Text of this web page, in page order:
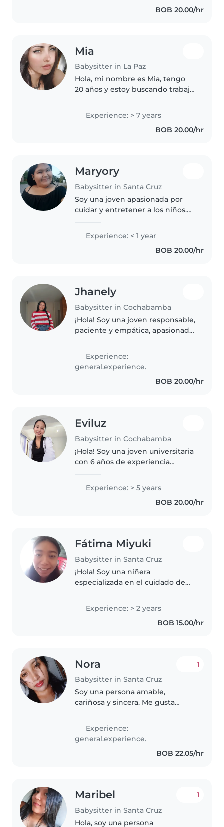
BOB 20.00/hr
Mia
Babysitter in La Paz
Hola, mi nombre es Mia, tengo
20 años y estoy buscando trabajo
experiencia en el cuidado de
bebés y niños pequeños. Desde
joven participé activamente..
Experience: > 7 years
BOB 20.00/hr
Maryory
Babysitter in Santa Cruz
Soy una joven apasionada por
cuidar y entretener a los niños.
laboral, he estado alrededor de
niños de todas las edades, desde
bebés hasta escolares, y..
Experience: < 1 year
BOB 20.00/hr
Jhanely
Babysitter in Cochabamba
¡Hola! Soy una joven responsable,
paciente y empática, apasionada
experiencia en el cuidado de
niños. Me encanta leerles,
enseñarles idiomas o alguna..
Experience:
general.experience.
BOB 20.00/hr
Eviluz
Babysitter in Cochabamba
¡Hola! Soy una joven universitaria
con 6 años de experiencia
y preescolares. Me encanta
dibujar, leer cuentos, hacer
manualidades y cantar
Experience: > 5 years
BOB 20.00/hr
Fátima Miyuki
Babysitter in Santa Cruz
¡Hola! Soy una niñera
especializada en el cuidado de
encanta dibujar, leer cuentos,
enseñar idiomas, hacer
Experience: > 2 years
BOB 15.00/hr
Nora
Babysitter in Santa Cruz
1
Soy una persona amable,
cariñosa y sincera. Me gusta
con las personas que quiero.
Disfruto aprender cosas nuevas,
escuchar música y pasar tiempo
Experience:
general.experience.
BOB 22.05/hr
Maribel
Babysitter in Santa Cruz
1
Hola, soy una persona